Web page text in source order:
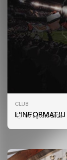
CLUB
06 agosto 2026
PRIMER EQUIP